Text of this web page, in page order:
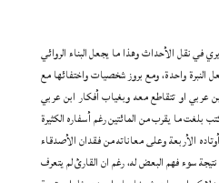
في نقل الأحداث وهذا ما يجعل البناء الروائي
واحدة، ومع بروز شخصيات واختفائها مع
او تتقاطع معه وبغياب أفكار ابن عربي
بلغت ما يقرب من المائتين رغم أسفاره الكثيرة
الأربعة وعلى معاناته من فقدان الأصدقاء
سوء فهم البعض له، رغم ان القارئ لم يتعرف